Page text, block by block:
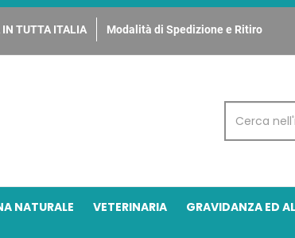
IN TUTTA ITALIA Modalità di Spedizione e Ritiro
Prodotto
NATURALE VETERINARIA GRAVIDANZA ED